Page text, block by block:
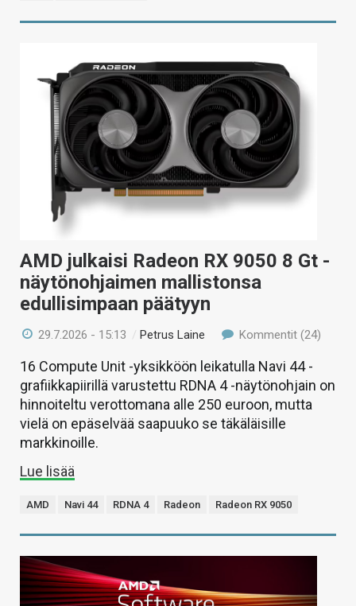
AMD julkaisi Radeon RX 9050 8 Gt -
näytönohjaimen mallistonsa
edullisimpaan päätyyn
29.7.2026 - 15:13 /Petrus Laine Kommentit (24)
16 Compute Unit -yksikköön leikatulla Navi 44 -
grafiikkapiirillä varustettu RDNA 4 -näytönohjain on
hinnoiteltu verottomana alle 250 euroon, mutta
vielä on epäselvää saapuuko se täkäläisille
markkinoille.
Lue lisää
AMD Navi 44 RDNA 4 Radeon Radeon RX 9050